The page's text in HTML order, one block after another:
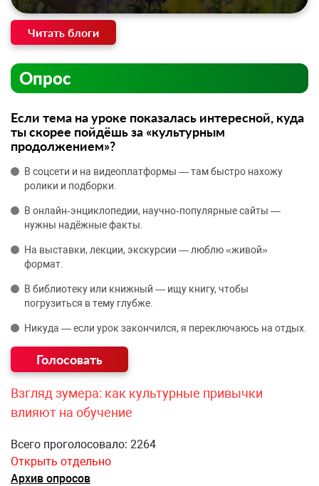
Читать блоги
Опрос
Если тема на уроке показалась интересной, куда
ты скорее пойдёшь за «культурным
продолжением»?
В соцсети и на видеоплатформы — там быстро нахожу
ролики и подборки.
В онлайн‑энциклопедии, научно‑популярные сайты —
нужны надёжные факты.
На выставки, лекции, экскурсии — люблю «живой»
формат.
В библиотеку или книжный — ищу книгу, чтобы
погрузиться в тему глубже.
Никуда — если урок закончился, я переключаюсь на отдых.
Взгляд зумера: как культурные привычки
влияют на обучение
Всего проголосовало: 2264
Открыть отдельно
Архив опросов